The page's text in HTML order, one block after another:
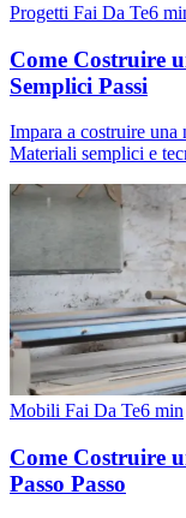
Progetti Fai Da Te6
Come Costruire
Semplici Passi
Impara a costruire una
Materiali semplici e
Mobili Fai Da Te6 min
Come Costruire
Passo Passo